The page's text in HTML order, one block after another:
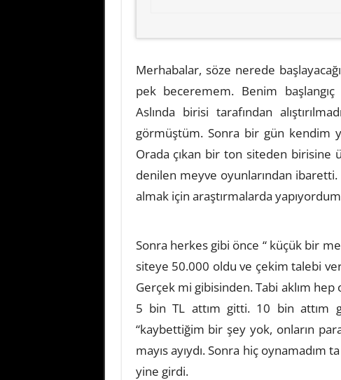
Merhabalar, söze nerede
pek beceremem. Benim
Aslında birisi tarafından
görmüştüm. Sonra bir gün kendim
Orada çıkan bir ton siteden birisine
denilen meyve oyunlarından
almak için araştırmalarda
Sonra herkes gibi önce “ küçük bir
siteye 50.000 oldu ve çekim talebi
Gerçek mi gibisinden. Tabi aklım hep
5 bin TL attım gitti. 10 bin attım
“kaybettiğim bir şey yok, onların
mayıs ayıydı. Sonra hiç oynamadım
yine girdi.